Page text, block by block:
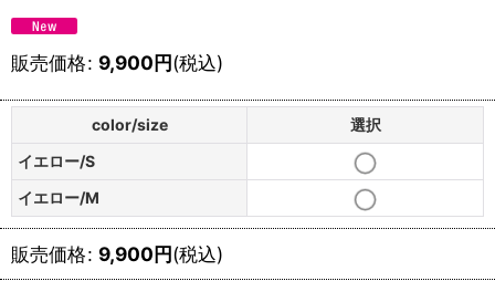
販売価格: 9,900円(税込)
color/size
選択
イエロー/S
イエロー/M
販売価格: 9,900円(税込)